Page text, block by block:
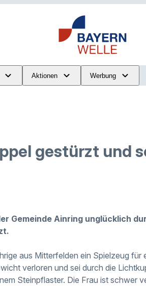
Aktionen Werbung
gestürzt und
Gemeinde Ainring unglücklich
aus Mitterfelden ein Spielzeug für
verloren und sei durch die
Steinpflaster. Die Frau ist schwer